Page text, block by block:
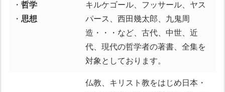
・哲学
・思想
キルケゴール、フッサール、ヤス
パース、西田幾太郎、九鬼周
造・・・など、古代、中世、近
代、現代の哲学者の著書、全集を
対象としております。
仏教、キリスト教をはじめ日本・